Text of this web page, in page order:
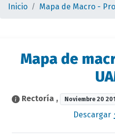
Inicio Mapa de Macro -
Mapa de
Rectoría , Noviembre 20
Descargar